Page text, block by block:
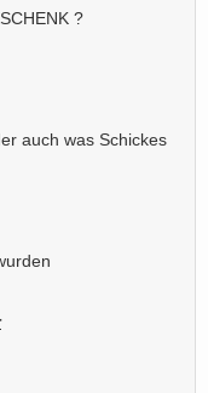
?
auch was Schickes